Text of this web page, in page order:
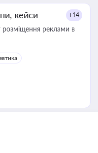
кейси +14
реклами в